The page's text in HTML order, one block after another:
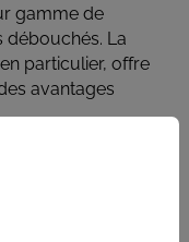
gamme de
débouchés. La
particulier, offre
avantages